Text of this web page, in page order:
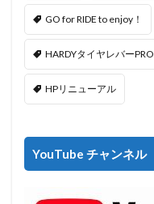
GO for RIDE to enjoy！
HARDYタイヤレバーPRO
HPリニューアル
YouTube チャンネル